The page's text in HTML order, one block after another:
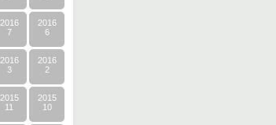
2016
7
2016
6
2016
3
2016
2
2015
11
2015
10